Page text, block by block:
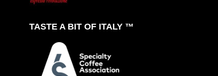
TASTE A BIT OF ITALY ™